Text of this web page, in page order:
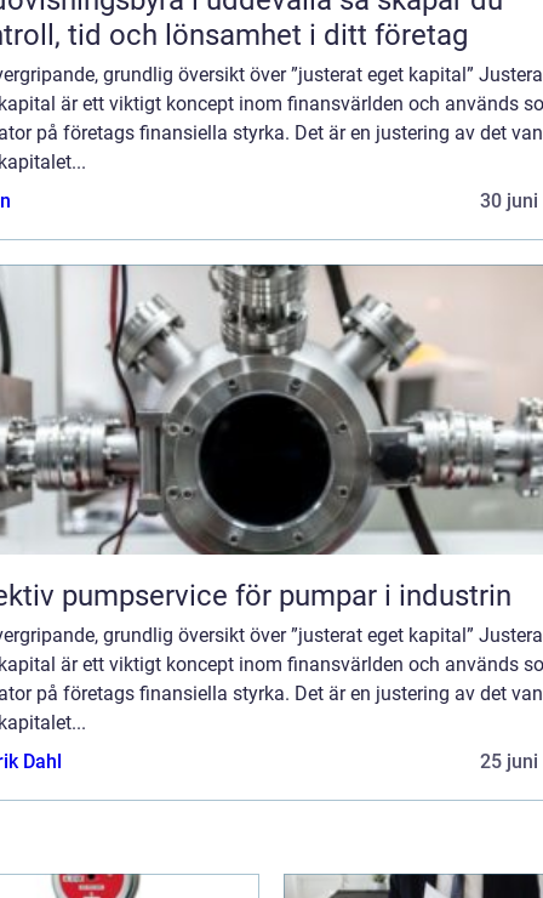
tid och lönsamhet i ditt företag
grundlig översikt över ”justerat eget kapital”
är ett viktigt koncept inom finansvärlden och används
på företags finansiella styrka. Det är en justering av det
30 juni
pumpservice för pumpar i industrin
grundlig översikt över ”justerat eget kapital”
är ett viktigt koncept inom finansvärlden och används
på företags finansiella styrka. Det är en justering av det
Dahl
25 juni